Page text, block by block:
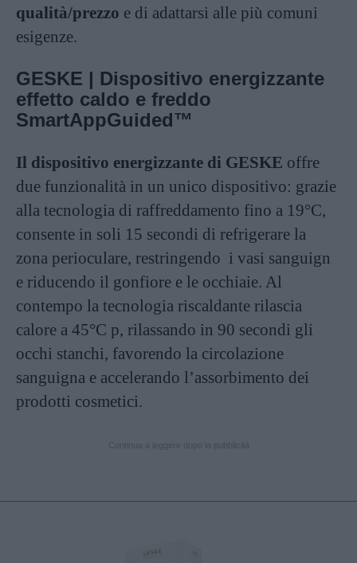
qualità/prezzo e di adattarsi alle più comuni
esigenze.
GESKE | Dispositivo energizzante
effetto caldo e freddo
SmartAppGuided™
Il dispositivo energizzante di GESKE offre
due funzionalità in un unico dispositivo: grazie
alla tecnologia di raffreddamento fino a 19°C,
consente in soli 15 secondi di refrigerare la
zona perioculare, restringendo i vasi sanguign
e riducendo il gonfiore e le occhiaie. Al
contempo la tecnologia riscaldante rilascia
calore a 45°C p, rilassando in 90 secondi gli
occhi stanchi, favorendo la circolazione
sanguigna e accelerando l’assorbimento dei
prodotti cosmetici.